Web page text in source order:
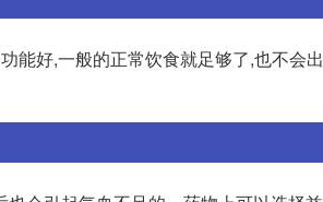
能好,一般的正常饮食就足够了,也不会出